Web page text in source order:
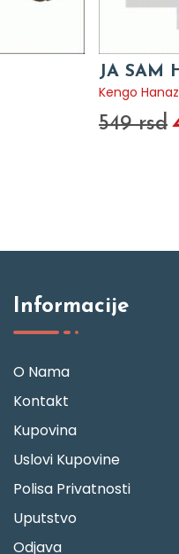
JA SAM
Kengo
549 rsd
Informacije
O Nama
Kontakt
Kupovina
Uslovi Kupovine
Polisa Privatnosti
Uputstvo
Odjava